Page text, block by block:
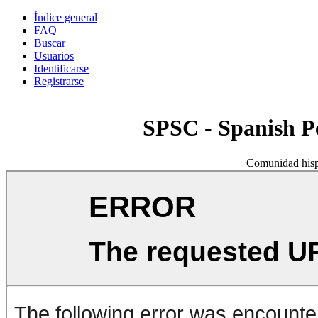
Índice general
FAQ
Buscar
Usuarios
Identificarse
Registrarse
SPSC - Spanish
Comunidad